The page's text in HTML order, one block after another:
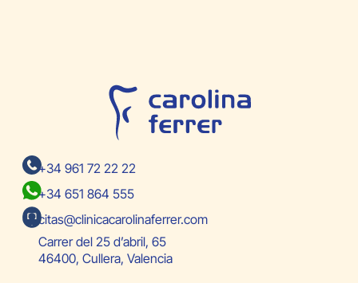
+34 961 72 22 22
+34 651 864 555
citas@clinicacarolinaferrer.com
Carrer del 25 d’abril, 65
46400, Cullera, Valencia